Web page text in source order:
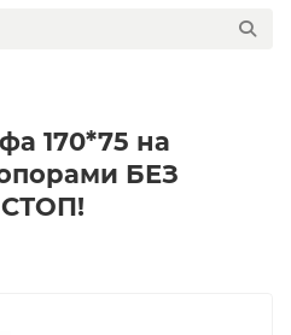
170*75 на
БЕЗ
СТОП!